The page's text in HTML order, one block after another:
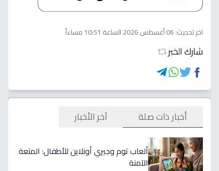
اخر تحديث:06 أغسطس 2026 الساعة 10:51 مساءاً
شارك الخبر
أخبار ذات صلة آخر الأخبار
ألعاب توم وجيري أونلاين للأطفال: المتعة
الآمنة